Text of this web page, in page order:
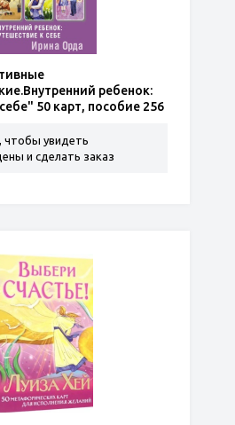
ребенок:
50 карт, пособие 256
, чтобы увидеть
и сделать заказ